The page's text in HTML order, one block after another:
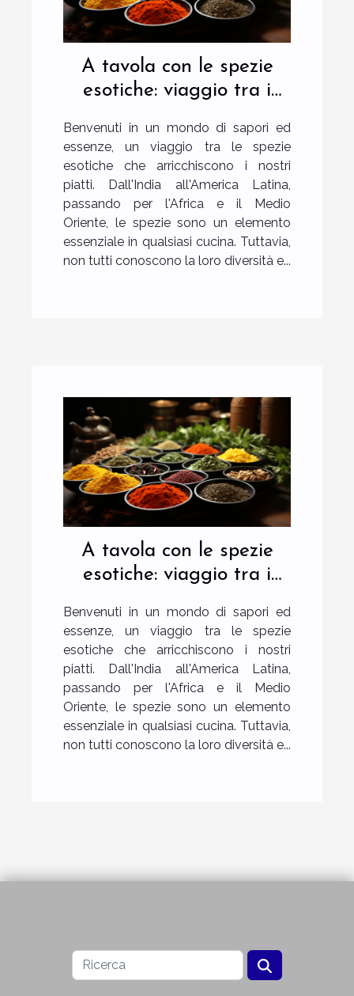
A tavola con le spezie
esotiche: viaggio tra i
Benvenuti in un mondo di sapori ed
essenze, un viaggio tra le spezie
esotiche che arricchiscono i nostri
piatti. Dall'India all'America Latina,
passando per l'Africa e il Medio
Oriente, le spezie sono un elemento
essenziale in qualsiasi cucina. Tuttavia,
non tutti conoscono la loro diversità e...
A tavola con le spezie
esotiche: viaggio tra i
Benvenuti in un mondo di sapori ed
essenze, un viaggio tra le spezie
esotiche che arricchiscono i nostri
piatti. Dall'India all'America Latina,
passando per l'Africa e il Medio
Oriente, le spezie sono un elemento
essenziale in qualsiasi cucina. Tuttavia,
non tutti conoscono la loro diversità e...